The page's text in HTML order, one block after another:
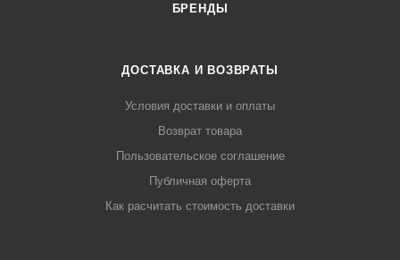
БРЕНДЫ
ДОСТАВКА И ВОЗВРАТЫ
Условия доставки и оплаты
Возврат товара
Пользовательское соглашение
Публичная оферта
Как расчитать стоимость доставки